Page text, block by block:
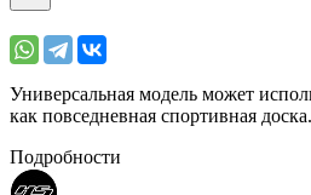
Универсальная модель может
как повседневная спортивная доска.
Подробности